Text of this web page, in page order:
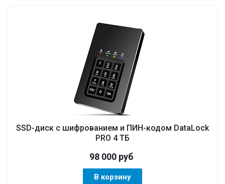
SSD-диск с шифрованием и ПИН-кодом DataLock
PRO 4 ТБ
98 000руб
В корзину